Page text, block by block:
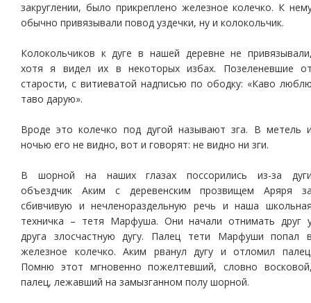
закруглении, было прикреплено железное колечко. К
обычно привязывали повод уздечки, ну и колокольчик.
Колокольчиков к дуге в нашей деревне не
хотя я видел их в некоторых избах. Позеленевшие
старости, с витиеватой надписью по ободку: «Каво
таво дарую».
Вроде это колечко под дугой называют зга. В метель
ночью его не видно, вот и говорят: не видно ни зги.
В шорной на наших глазах поссорились из-за
объездчик Аким с деревенским прозвищем Аряря
сбивчивую и нечленораздельную речь и наша
техничка – тетя Марфуша. Они начали отнимать друг
друга злосчастную дугу. Палец тети Марфуши попал
железное колечко. Аким рванул дугу и отломил
Помню этот мгновенно пожелтевший, словно
палец, лежавший на замызганном полу шорной.